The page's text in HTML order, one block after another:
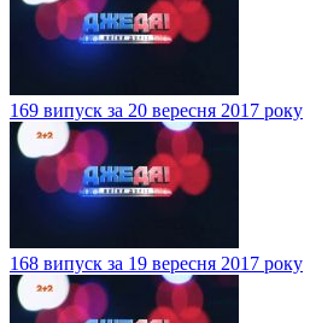
169 випуск за 20 вересня 2017 року
168 випуск за 19 вересня 2017 року